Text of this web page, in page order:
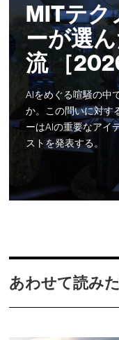
MITテク
ーが選
流 ［
AIをめぐる喧騒の中
か。この問いに対す
ーはAIの重要なアイ
ストを発表する。
あわせて読み